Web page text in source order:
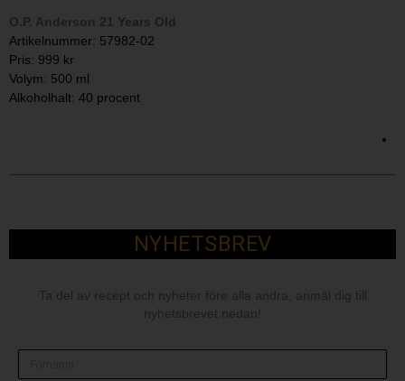
O.P. Anderson 21 Years Old
Artikelnummer: 57982-02
Pris: 999 kr
Volym: 500 ml
Alkoholhalt: 40 procent
NYHETSBREV
Ta del av recept och nyheter före alla andra, anmäl dig till
nyhetsbrevet nedan!